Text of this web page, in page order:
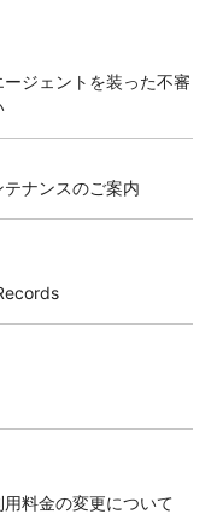
ージェントを装った不審
テナンスのご案内
用料金の変更について